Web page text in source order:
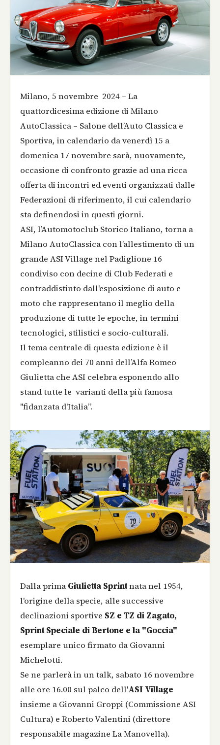
Milano, 5 novembre 2024 – La
quattordicesima edizione di Milano
AutoClassica – Salone dell’Auto Classica e
Sportiva, in calendario da venerdì 15 a
domenica 17 novembre sarà, nuovamente,
occasione di confronto grazie ad una ricca
offerta di incontri ed eventi organizzati dalle
Federazioni di riferimento, il cui calendario
sta definendosi in questi giorni.
ASI, l’Automotoclub Storico Italiano, torna a
Milano AutoClassica con l’allestimento di un
grande ASI Village nel Padiglione 16
condiviso con decine di Club Federati e
contraddistinto dall'esposizione di auto e
moto che rappresentano il meglio della
produzione di tutte le epoche, in termini
tecnologici, stilistici e socio-culturali.
Il tema centrale di questa edizione è il
compleanno dei 70 anni dell’Alfa Romeo
Giulietta che ASI celebra esponendo allo
stand tutte le varianti della più famosa
"fidanzata d'Italia”.
Dalla prima Giulietta Sprintnata nel 1954,
l'origine della specie, alle successive
declinazioni sportive SZ e TZ di Zagato,
Sprint Speciale di Bertone e la "Goccia"
esemplare unico firmato da Giovanni
Michelotti.
Se ne parlerà in un talk, sabato 16 novembre
alle ore 16.00 sul palco dell'ASI Village
insieme a Giovanni Groppi (Commissione ASI
Cultura) e Roberto Valentini (direttore
responsabile magazine La Manovella).